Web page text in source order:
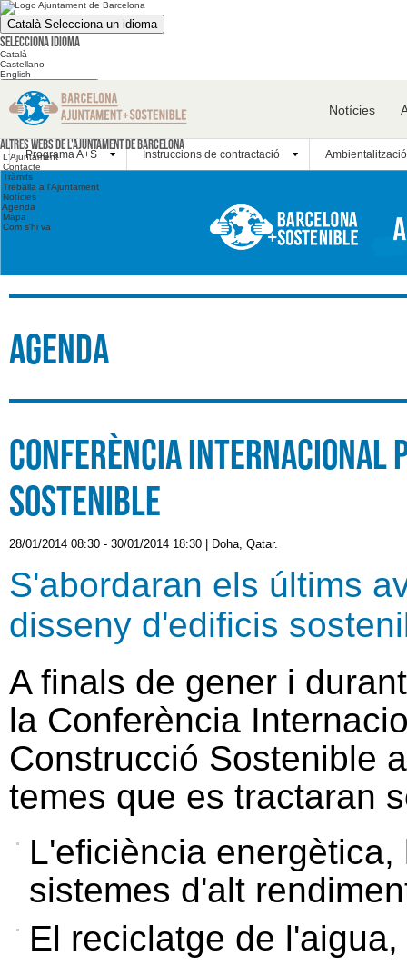
Català Selecciona un idioma
Selecciona idioma
Català
Castellano
English
Cerca en el web
Cerca en el web
Altres webs
Altres webs de l'Ajuntament de Barcelona
L'Ajuntament
Contacte
Tràmits
Treballa a l'Ajuntament
Notícies
Agenda
Mapa
Com s'hi va
Notícies
Programa A+S Instruccions de contractació
Agenda
Conferència Internacional
Sostenible
28/01/2014 08:30 - 30/01/2014 18:30 Doha, Qatar.
S'abordaran els últims
disseny d'edificis
A finals de gener i
la Conferència
Construcció Sostenible
temes que es tractaran
L'eficiència
sistemes d'alt
El reciclatge de